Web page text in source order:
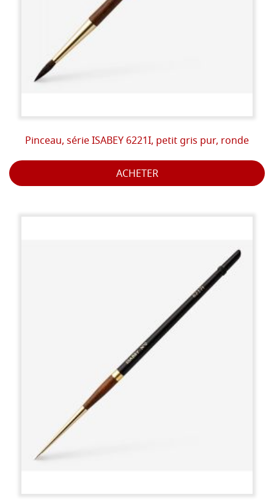
Pinceau, série ISABEY 6221I, petit gris pur, ronde
ACHETER